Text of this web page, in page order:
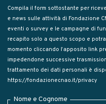
Compila il form sottostante per
e news sulle attività di Fondazione
eventi o survey e le campagne di
recapito solo a questo scopo e
momento cliccando l’apposito link
impedendone successive
trattamento dei dati personali è
https://fondazionecnao.it/privacy
Nome e Cognome